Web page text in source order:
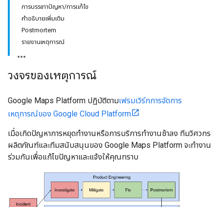
การบรรเทาปัญหา/การแก้ไข
คำอธิบายเพิ่มเติม
Postmortem
รายงานเหตุการณ์
วงจรของเหตุการณ์
Google Maps Platform ปฏิบัติตามเฟรมเวิร์กการจัดการ
เหตุการณ์ของ Google Cloud Platform
เมื่อเกิดปัญหาการหยุดทำงานหรือการบริการทำงานช้าลง ทีมวิศวกร
ผลิตภัณฑ์และทีมสนับสนุนของ Google Maps Platform จะทำงาน
ร่วมกันเพื่อแก้ไขปัญหาและแจ้งให้คุณทราบ